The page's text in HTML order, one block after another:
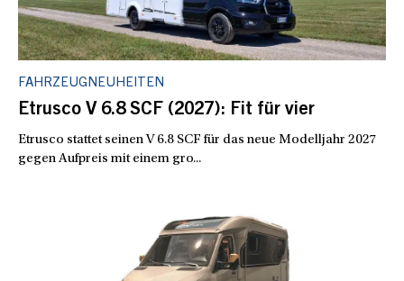
FAHRZEUGNEUHEITEN
Etrusco V 6.8 SCF (2027): Fit für vier
Etrusco stattet seinen V 6.8 SCF für das neue Modelljahr 2027
gegen Aufpreis mit einem gro...